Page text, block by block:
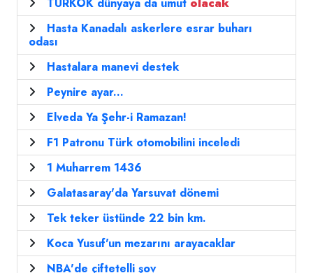
TÜRKÖK dünyaya da umut olacak
Hasta Kanadalı askerlere esrar buharı
odası
Hastalara manevi destek
Peynire ayar...
Elveda Ya Şehr-i Ramazan!
F1 Patronu Türk otomobilini inceledi
1 Muharrem 1436
Galatasaray'da Yarsuvat dönemi
Tek teker üstünde 22 bin km.
Koca Yusuf'un mezarını arayacaklar
NBA'de çiftetelli şov